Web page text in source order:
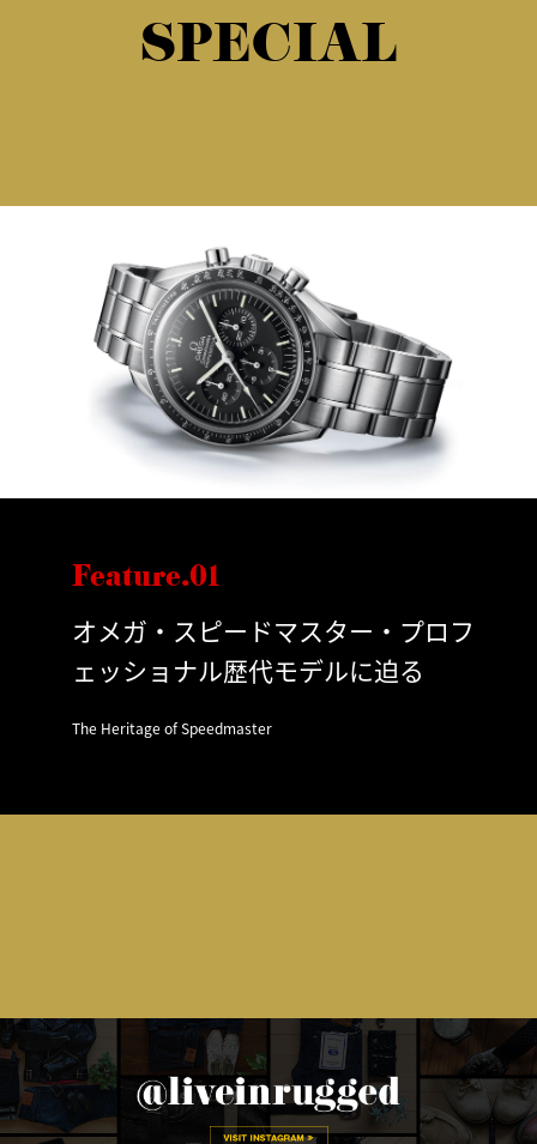
SPECIAL
Feature.01
オメガ・スピードマスター・プロフ
ェッショナル歴代モデルに迫る
The Heritage of Speedmaster